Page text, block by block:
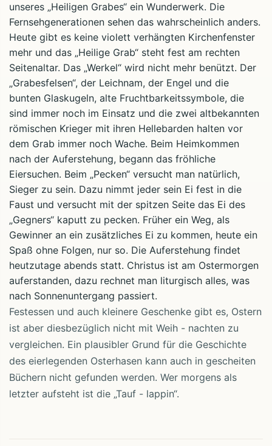
unseres „Heiligen Grabes“ ein Wunderwerk. Die
Fernsehgenerationen sehen das wahrscheinlich anders.
Heute gibt es keine violett verhängten Kirchenfenster
mehr und das „Heilige Grab“ steht fest am rechten
Seitenaltar. Das „Werkel“ wird nicht mehr benützt. Der
„Grabesfelsen“, der Leichnam, der Engel und die
bunten Glaskugeln, alte Fruchtbarkeitssymbole, die
sind immer noch im Einsatz und die zwei altbekannten
römischen Krieger mit ihren Hellebarden halten vor
dem Grab immer noch Wache. Beim Heimkommen
nach der Auferstehung, begann das fröhliche
Eiersuchen. Beim „Pecken“ versucht man natürlich,
Sieger zu sein. Dazu nimmt jeder sein Ei fest in die
Faust und versucht mit der spitzen Seite das Ei des
„Gegners“ kaputt zu pecken. Früher ein Weg, als
Gewinner an ein zusätzliches Ei zu kommen, heute ein
Spaß ohne Folgen, nur so. Die Auferstehung findet
heutzutage abends statt. Christus ist am Ostermorgen
auferstanden, dazu rechnet man liturgisch alles, was
nach Sonnenuntergang passiert.
Festessen und auch kleinere Geschenke gibt es, Ostern
ist aber diesbezüglich nicht mit Weih - nachten zu
vergleichen. Ein plausibler Grund für die Geschichte
des eierlegenden Osterhasen kann auch in gescheiten
Büchern nicht gefunden werden. Wer morgens als
letzter aufsteht ist die „Tauf - lappin“.